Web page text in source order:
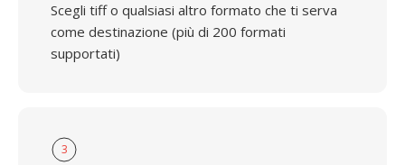
Scegli tiff o qualsiasi altro formato che ti serva
come destinazione (più di 200 formati
supportati)
3